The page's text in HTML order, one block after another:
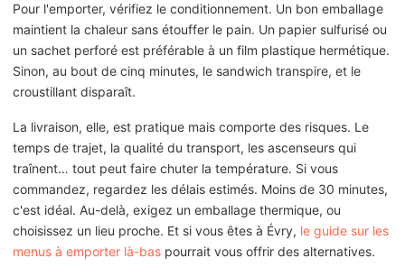
Pour l'emporter, vérifiez le conditionnement. Un bon emballage
maintient la chaleur sans étouffer le pain. Un papier sulfurisé ou
un sachet perforé est préférable à un film plastique hermétique.
Sinon, au bout de cinq minutes, le sandwich transpire, et le
croustillant disparaît.
La livraison, elle, est pratique mais comporte des risques. Le
temps de trajet, la qualité du transport, les ascenseurs qui
traînent… tout peut faire chuter la température. Si vous
commandez, regardez les délais estimés. Moins de 30 minutes,
c'est idéal. Au-delà, exigez un emballage thermique, ou
choisissez un lieu proche. Et si vous êtes à Évry, le guide sur les
menus à emporter là-bas pourrait vous offrir des alternatives.